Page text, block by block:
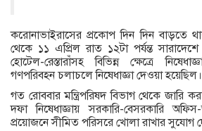
করোনাভাইরাসের প্রকোপ দিন দিন বাড়তে
থেকে ১১ এপ্রিল রাত ১২টা পর্যন্ত
হোটেল-রেস্তারাঁসহ বিভিন্ন ক্ষেত্রে
গণপরিবহন চলাচলে নিষেধাজ্ঞা দেওয়া হয়েছিল।
গত রোববার মন্ত্রিপরিষদ বিভাগ থেকে জারি
দফা নিষেধাজ্ঞায় সরকারি-বেসরকারি
প্রয়োজনে সীমিত পরিসরে খোলা রাখার সুযোগ